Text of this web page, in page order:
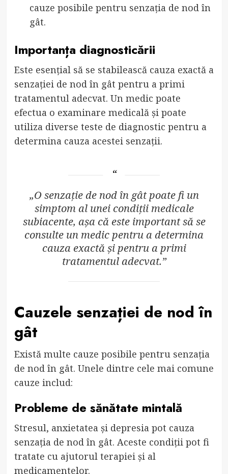
cauze posibile pentru senzația de nod în
gât.
Importanța diagnosticării
Este esențial să se stabilească cauza exactă a
senzației de nod în gât pentru a primi
tratamentul adecvat. Un medic poate
efectua o examinare medicală și poate
utiliza diverse teste de diagnostic pentru a
determina cauza acestei senzații.
„O senzație de nod în gât poate fi un
simptom al unei condiții medicale
subiacente, așa că este important să se
consulte un medic pentru a determina
cauza exactă și pentru a primi
tratamentul adecvat.”
Cauzele senzației de nod în
gât
Există multe cauze posibile pentru senzația
de nod în gât. Unele dintre cele mai comune
cauze includ:
Probleme de sănătate mintală
Stresul, anxietatea și depresia pot cauza
senzația de nod în gât. Aceste condiții pot fi
tratate cu ajutorul terapiei și al
medicamentelor.